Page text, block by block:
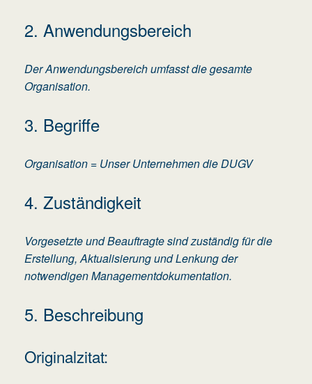
2. Anwendungsbereich
Der Anwendungsbereich umfasst die gesamte
Organisation.
3. Begriffe
Organisation = Unser Unternehmen die DUGV
4. Zuständigkeit
Vorgesetzte und Beauftragte sind zuständig für die
Erstellung, Aktualisierung und Lenkung der
notwendigen Managementdokumentation.
5. Beschreibung
Originalzitat: